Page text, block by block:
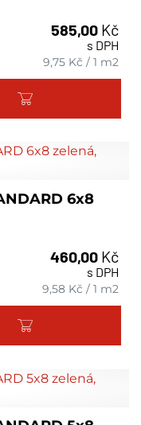
585,00 Kč
s DPH
9,75 Kč /1 m2
6x8
460,00 Kč
s DPH
9,58 Kč /1 m2